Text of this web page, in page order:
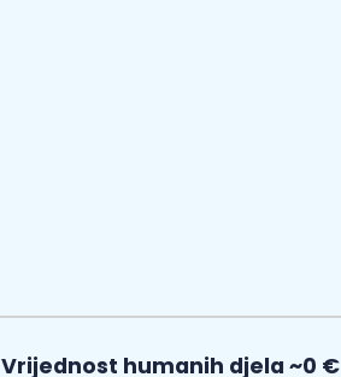
Vrijednost humanih djela ~0 €